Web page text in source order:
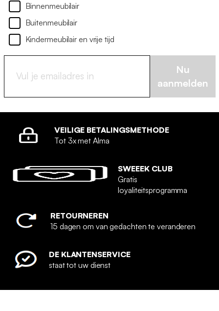
Binnenmeubilair
Buitenmeubilair
Kindermeubilair en vrije tijd
Nu
aanmelden
VEILIGE BETALINGSMETHODE
Tot 3x met Alma
SWEEEK CLUB
Gratis
loyaliteitsprogramma
RETOURNEREN
15 dagen om van gedachten te veranderen
DE KLANTENSERVICE
staat tot uw dienst